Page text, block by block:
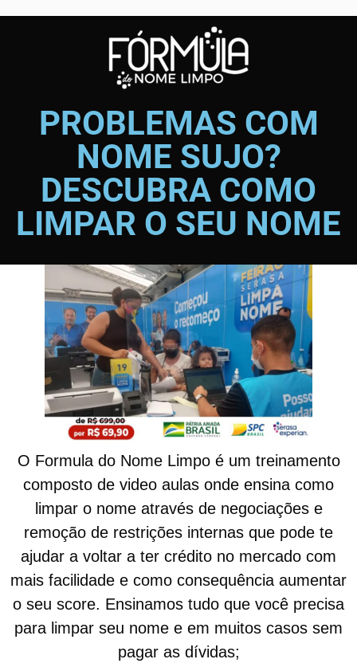
PROBLEMAS COM
NOME SUJO?
DESCUBRA COMO
LIMPAR O SEU NOME
O Formula do Nome Limpo é um treinamento
composto de video aulas onde ensina como
limpar o nome através de negociações e
remoção de restrições internas que pode te
ajudar a voltar a ter crédito no mercado com
mais facilidade e como consequência aumentar
o seu score. Ensinamos tudo que você precisa
para limpar seu nome e em muitos casos sem
pagar as dívidas;